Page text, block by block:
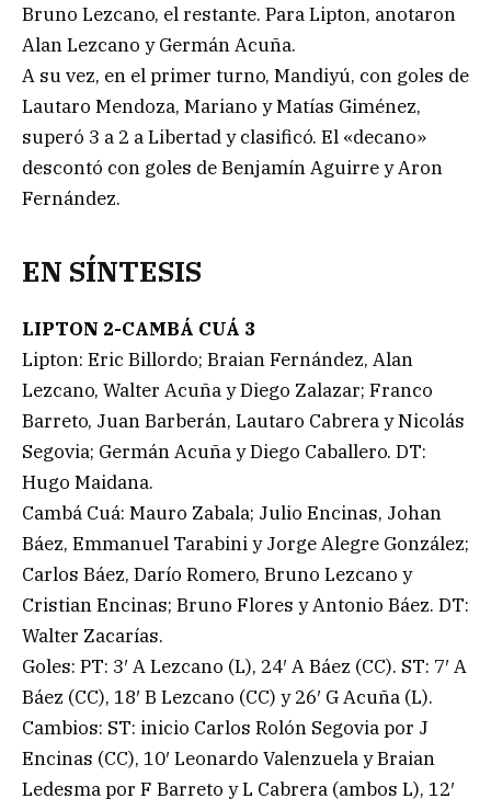
Bruno Lezcano, el restante. Para Lipton, anotaron
Alan Lezcano y Germán Acuña.
A su vez, en el primer turno, Mandiyú, con goles de
Lautaro Mendoza, Mariano y Matías Giménez,
superó 3 a 2 a Libertad y clasificó. El «decano»
descontó con goles de Benjamín Aguirre y Aron
Fernández.
EN SÍNTESIS
LIPTON 2-CAMBÁ CUÁ 3
Lipton: Eric Billordo; Braian Fernández, Alan
Lezcano, Walter Acuña y Diego Zalazar; Franco
Barreto, Juan Barberán, Lautaro Cabrera y Nicolás
Segovia; Germán Acuña y Diego Caballero. DT:
Hugo Maidana.
Cambá Cuá: Mauro Zabala; Julio Encinas, Johan
Báez, Emmanuel Tarabini y Jorge Alegre González;
Carlos Báez, Darío Romero, Bruno Lezcano y
Cristian Encinas; Bruno Flores y Antonio Báez. DT:
Walter Zacarías.
Goles: PT: 3′ A Lezcano (L), 24′ A Báez (CC). ST: 7′ A
Báez (CC), 18′ B Lezcano (CC) y 26′ G Acuña (L).
Cambios: ST: inicio Carlos Rolón Segovia por J
Encinas (CC), 10′ Leonardo Valenzuela y Braian
Ledesma por F Barreto y L Cabrera (ambos L), 12′